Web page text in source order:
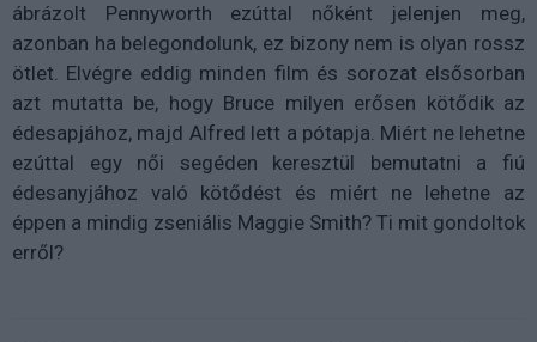
ábrázolt Pennyworth ezúttal nőként jelenjen meg,
azonban ha belegondolunk, ez bizony nem is olyan rossz
ötlet. Elvégre eddig minden film és sorozat elsősorban
azt mutatta be, hogy Bruce milyen erősen kötődik az
édesapjához, majd Alfred lett a pótapja. Miért ne lehetne
ezúttal egy női segéden keresztül bemutatni a fiú
édesanyjához való kötődést és miért ne lehetne az
éppen a mindig zseniális Maggie Smith? Ti mit gondoltok
erről?